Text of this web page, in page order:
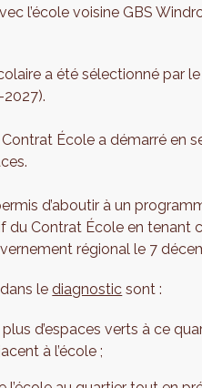
l’école voisine GBS
a été sélectionné par
École a démarré en
d’aboutir à un
du Contrat École en tenant
régional le 7
lediagnostic sont :
plus d’espaces verts à ce
à l’école ;